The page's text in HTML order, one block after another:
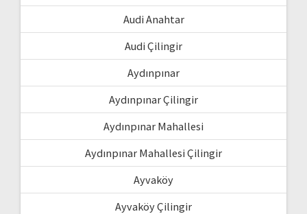
Audi Anahtar
Audi Çilingir
Aydınpınar
Aydınpınar Çilingir
Aydınpınar Mahallesi
Aydınpınar Mahallesi Çilingir
Ayvaköy
Ayvaköy Çilingir